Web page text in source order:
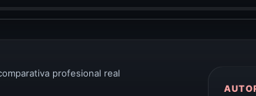
profesional real